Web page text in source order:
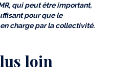
qui peut être important,
pour que le
charge par la collectivité.
loin